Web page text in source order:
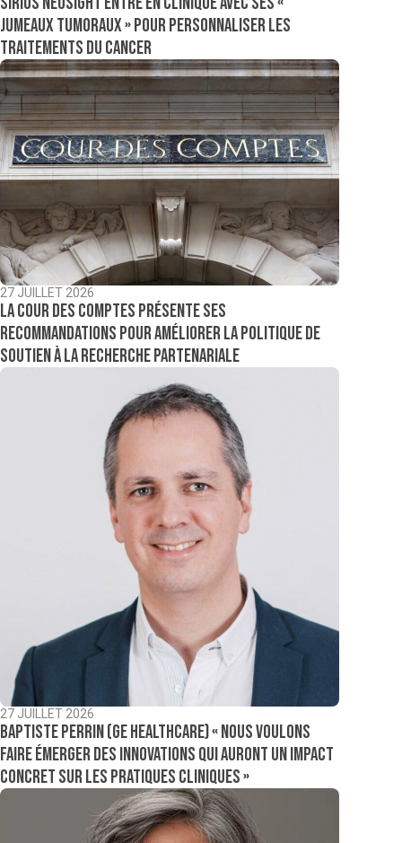
jumeaux tumoraux » pour personnaliser les
traitements du cancer
27 JUILLET 2026
La Cour des comptes présente ses
recommandations pour améliorer la politique de
soutien à la recherche partenariale
27 JUILLET 2026
Baptiste Perrin (GE Healthcare) « Nous voulons
faire émerger des innovations qui auront un impact
concret sur les pratiques cliniques »